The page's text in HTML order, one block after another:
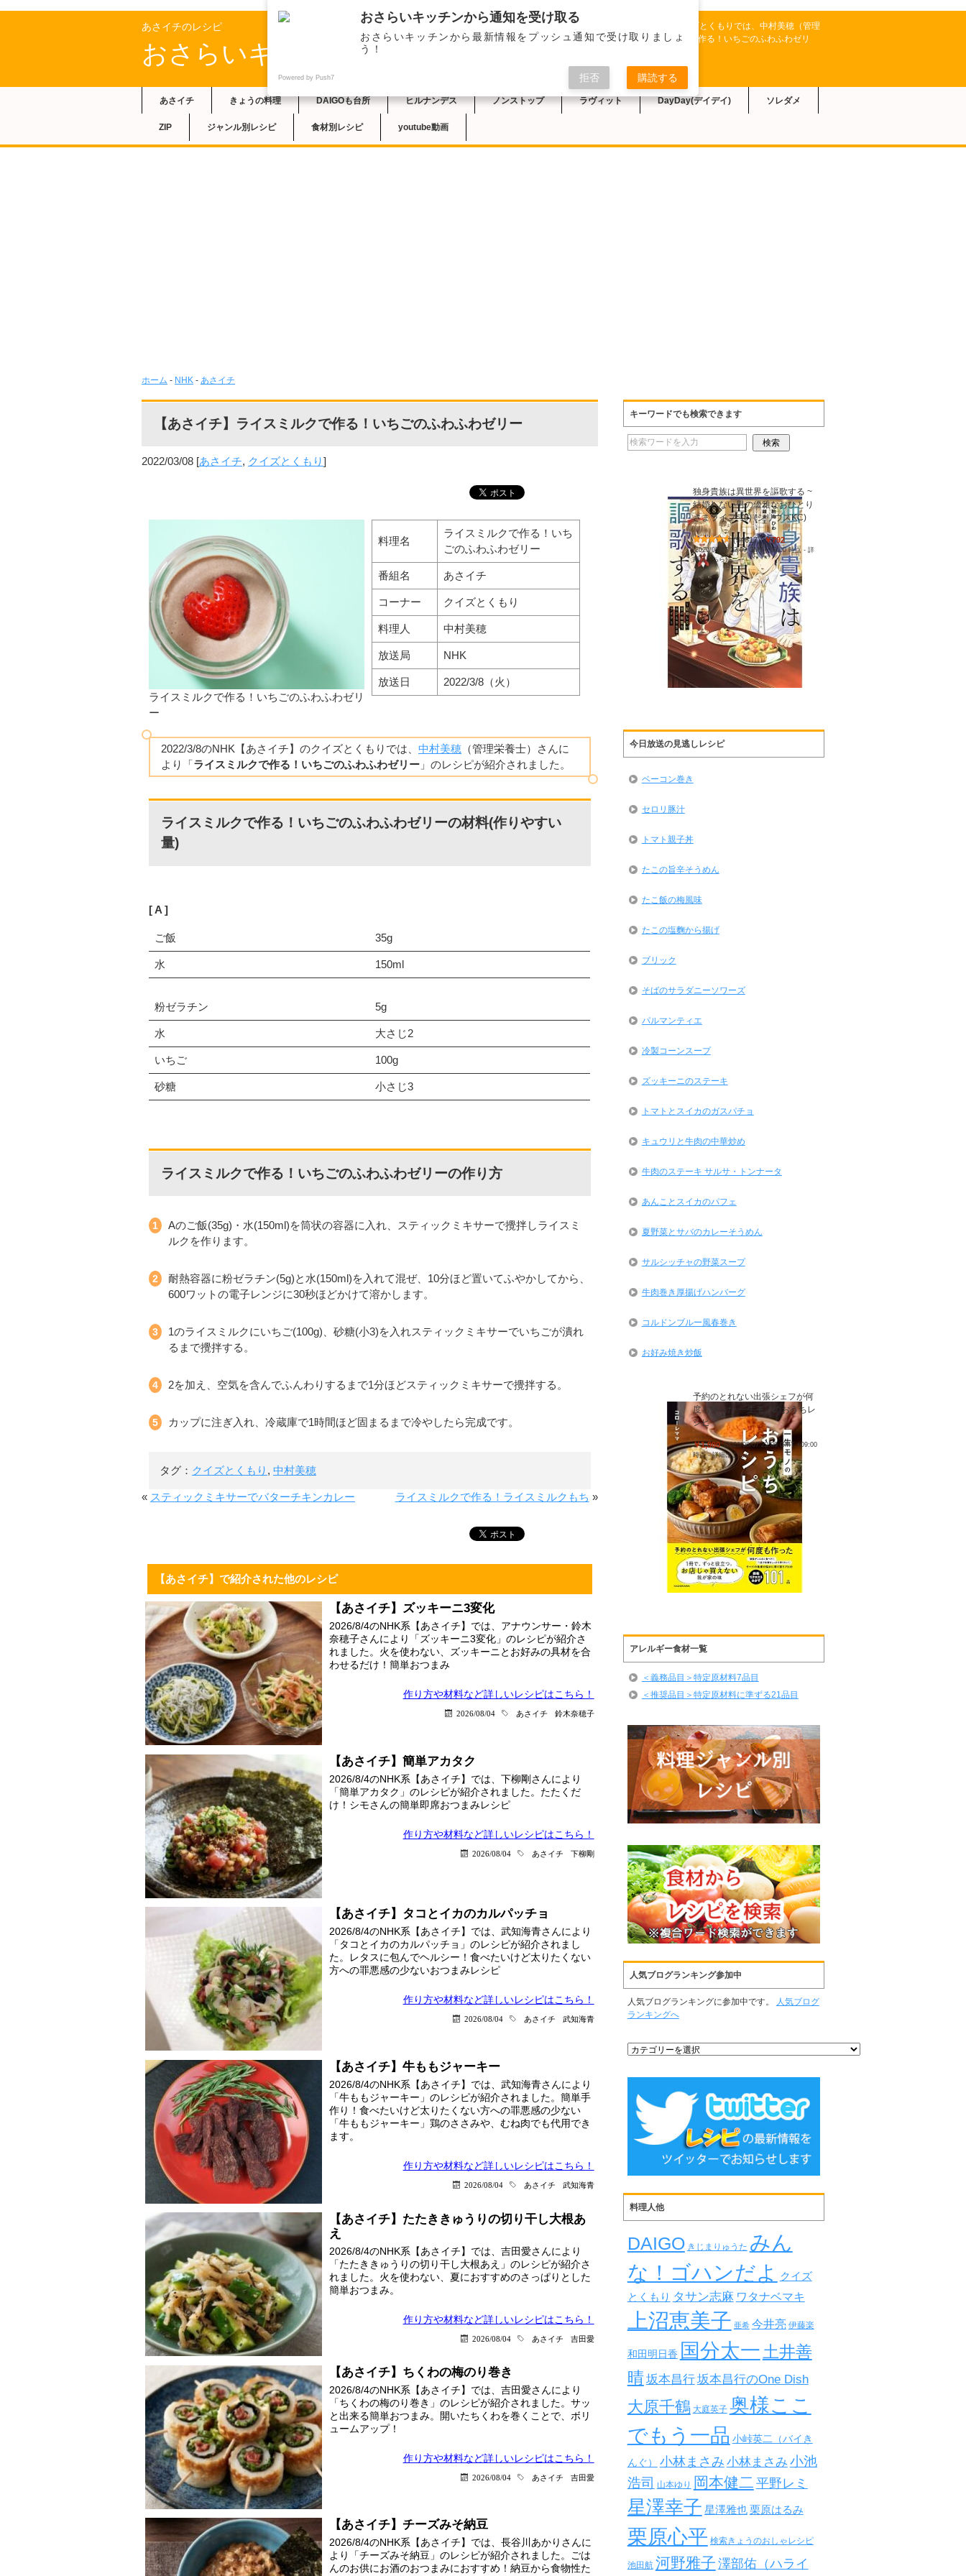
あさイチのレシピ
おさらいキッチン
2022/3/8のNHK【あさイチ】のクイズとくもりでは、中村美穂（管理
栄養士）さんにより「ライスミルクで作る！いちごのふわふわゼリ
あさイチ きょうの料理 DAIGOも台所 ヒルナンデス ノンストップ ラヴィット DayDay(デイデイ) ソレダメ
ZIP ジャンル別レシピ 食材別レシピ youtube動画
ホーム - NHK - あさイチ
【あさイチ】ライスミルクで作る！いちごのふわふわゼリー
2022/03/08 [あさイチ, クイズとくもり]
ライスミルクで作る！いちごのふわふわゼリ
ー
料理名
ライスミルクで作る！いち
ごのふわふわゼリー
番組名 あさイチ
コーナー クイズとくもり
料理人 中村美穂
放送局 NHK
放送日 2022/3/8（火）
2022/3/8のNHK【あさイチ】のクイズとくもりでは、 中村美穂 （管理栄養士）さんに
より「ライスミルクで作る！いちごのふわふわゼリー 」のレシピが紹介されました。
ライスミルクで作る！いちごのふわふわゼリーの材料(作りやすい
量)
A
ご飯 35g
水 150ml
粉ゼラチン 5g
水 大さじ2
いちご 100g
砂糖 小さじ3
ライスミルクで作る！いちごのふわふわゼリーの作り方
Aのご飯(35g)・水(150ml)を筒状の容器に入れ、スティックミキサーで攪拌しライスミ
ルクを作ります。
耐熱容器に粉ゼラチン(5g)と水(150ml)を入れて混ぜ、10分ほど置いてふやかしてから、
600ワットの電子レンジに30秒ほどかけて溶かします。
1のライスミルクにいちご(100g)、砂糖(小3)を入れスティックミキサーでいちごが潰れ
るまで攪拌する。
2を加え、空気を含んでふんわりするまで1分ほどスティックミキサーで攪拌する。
カップに注ぎ入れ、冷蔵庫で1時間ほど固まるまで冷やしたら完成です。
タグ： クイズとくもり , 中村美穂
« スティックミキサーでバターチキンカレー ライスミルクで作る！ライスミルクもち »
【あさイチ】で紹介された他のレシピ
【あさイチ】ズッキーニ3変化
2026/8/4のNHK系【あさイチ】では、アナウンサー・鈴木
奈穂子さんにより「ズッキーニ3変化」のレシピが紹介さ
れました。火を使わない、ズッキーニとお好みの具材を合
わせるだけ！簡単おつまみ
作り方や材料など詳しいレシピはこちら！
2026/08/04 あさイチ 鈴木奈穂子
【あさイチ】簡単アカタク
2026/8/4のNHK系【あさイチ】では、下柳剛さんにより
「簡単アカタク」のレシピが紹介されました。たたくだ
け！シモさんの簡単即席おつまみレシピ
作り方や材料など詳しいレシピはこちら！
2026/08/04 あさイチ 下柳剛
【あさイチ】タコとイカのカルパッチョ
2026/8/4のNHK系【あさイチ】では、武知海青さんにより
「タコとイカのカルパッチョ」のレシピが紹介されまし
た。レタスに包んでヘルシー！食べたいけど太りたくない
方への罪悪感の少ないおつまみレシピ
作り方や材料など詳しいレシピはこちら！
2026/08/04 あさイチ 武知海青
【あさイチ】牛ももジャーキー
2026/8/4のNHK系【あさイチ】では、武知海青さんにより
「牛ももジャーキー」のレシピが紹介されました。簡単手
作り！食べたいけど太りたくない方への罪悪感の少ない
「牛ももジャーキー」鶏のささみや、むね肉でも代用でき
ます。
作り方や材料など詳しいレシピはこちら！
2026/08/04 あさイチ 武知海青
【あさイチ】たたききゅうりの切り干し大根あ
え
2026/8/4のNHK系【あさイチ】では、吉田愛さんにより
「たたききゅうりの切り干し大根あえ」のレシピが紹介さ
れました。火を使わない、夏におすすめのさっぱりとした
簡単おつまみ。
作り方や材料など詳しいレシピはこちら！
2026/08/04 あさイチ 吉田愛
【あさイチ】ちくわの梅のり巻き
2026/8/4のNHK系【あさイチ】では、吉田愛さんにより
「ちくわの梅のり巻き」のレシピが紹介されました。サッ
と出来る簡単おつまみ。開いたちくわを巻くことで、ボリ
ュームアップ！
作り方や材料など詳しいレシピはこちら！
2026/08/04 あさイチ 吉田愛
【あさイチ】チーズみそ納豆
2026/8/4のNHK系【あさイチ】では、長谷川あかりさんに
より「チーズみそ納豆」のレシピが紹介されました。ごは
んのお供にお酒のおつまみにおすすめ！納豆から食物性た
キーワードでも検索できます
独身貴族は異世界を謳歌する ~
結婚しない男の優雅なおひとり
さまライフ~(8) (シリウスKC)
(54617) ￥792
(2026/08/07 22:09 GMT +09:00 時点 -詳
細はこちら)
今日放送の見逃しレシピ
ベーコン巻き
セロリ豚汁
トマト親子丼
たこの旨辛そうめん
たこ飯の梅風味
たこの塩麴から揚げ
ブリック
そばのサラダニーソワーズ
パルマンティエ
冷製コーンスープ
ズッキーニのステーキ
トマトとスイカのガスパチョ
キュウリと牛肉の中華炒め
牛肉のステーキ サルサ・トンナータ
あんことスイカのパフェ
夏野菜とサバのカレーそうめん
サルシッチャの野菜スープ
牛肉巻き厚揚げハンバーグ
コルドンブルー風春巻き
お好み焼き炒飯
予約のとれない出張シェフが何
度も作った 一生モノのおうちレ
シピ
￥1,980 (2026/08/07 22:09 GMT +09:00
時点 -詳細はこちら)
アレルギー食材一覧
＜義務品目＞特定原材料7品目
＜推奨品目＞特定原材料に準ずる21品目
人気ブログランキング参加中
人気ブログランキングに参加中です。
人気ブログ
ランキングへ
料理人他
DAIGO きじまりゅうた みん
な！ゴハンだよ
クイズ
とくもり タサン志麻 ワタナベマキ
上沼恵美子 亜希 今井亮 伊藤楽
和田明日香 国分太一土井善
晴坂本昌行坂本昌行のOne Dish
大原千鶴 大庭英子 奥様ここ
でもう一品 小峠英二（バイき
んぐ） 小林まさみ 小林まさみ 小池
浩司 山本ゆり 岡本健二 平野レミ
星澤幸子 星澤雅也 栗原はるみ
栗原心平 検索きょうのおしゃレシピ
池田航 河野雅子 澤部佑（ハライ
おさらいキッチンから通知を受け取る
おさらいキッチンから最新情報をプッシュ通知で受け取りましょ
う！
Powered by Push7 拒否 購読する